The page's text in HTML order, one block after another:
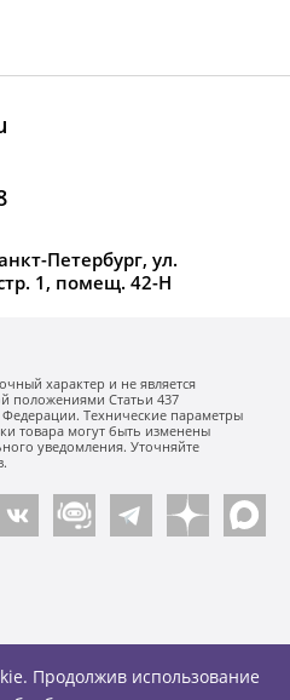
Петербург, ул.
1, помещ. 42-Н
характер и не является
положениями Статьи 437
Федерации. Технические параметры
товара могут быть изменены
уведомления. Уточняйте
Продолжив использование